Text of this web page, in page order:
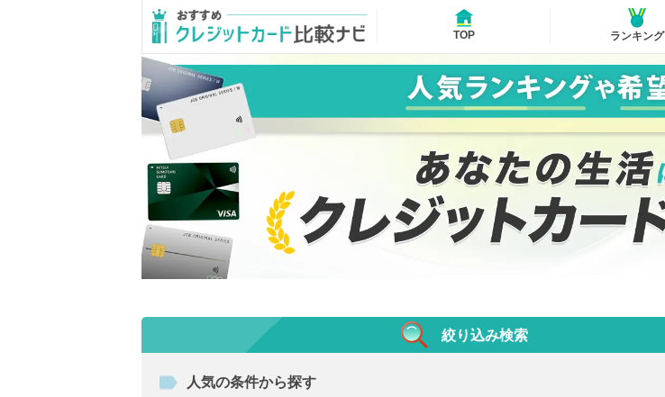
TOP ランキング
絞り込み検索
人気の条件から探す